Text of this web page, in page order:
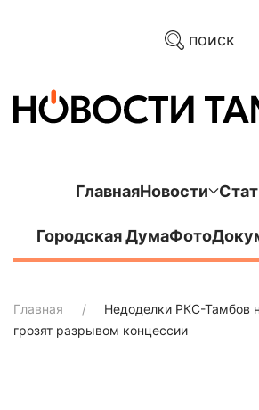
поиск
ГлавнаяНовости
Городская ДумаФото
Главная
Недоделки РКС-Тамбов
грозят разрывом концессии